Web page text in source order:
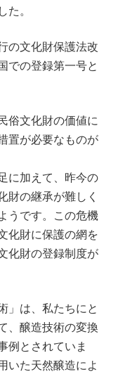
た。
の文化財保護法改
での登録第一号と
俗文化財の価値に
置が必要なものが
に加えて、昨今の
財の継承が難しく
うです。この危機
化財に保護の網を
化財の登録制度が
」は、私たちにと
、醸造技術の変換
例とされていま
いた天然醸造によ